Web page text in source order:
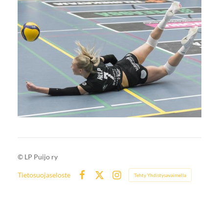
© LP Puijo ry
Tietosuojaseloste
Instagram
Tehty Yhdistysavaimella